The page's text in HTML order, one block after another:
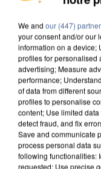
We and our (447)
your consent and/or our
information on a device;
profiles for personalised
advertising; Measure
performance;
of data from different
profiles to personalise
content; Use limited
detect fraud, and fix
Save and communicate
process personal data
following functionalities:
requested; Use precise